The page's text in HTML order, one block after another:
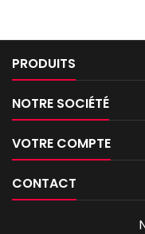
PRODUITS
NOTRE SOCIÉTÉ
VOTRE COMPTE
CONTACT